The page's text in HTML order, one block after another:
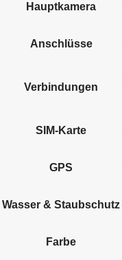
Hauptkamera
Anschlüsse
Verbindungen
SIM-Karte
GPS
Wasser & Staubschutz
Farbe